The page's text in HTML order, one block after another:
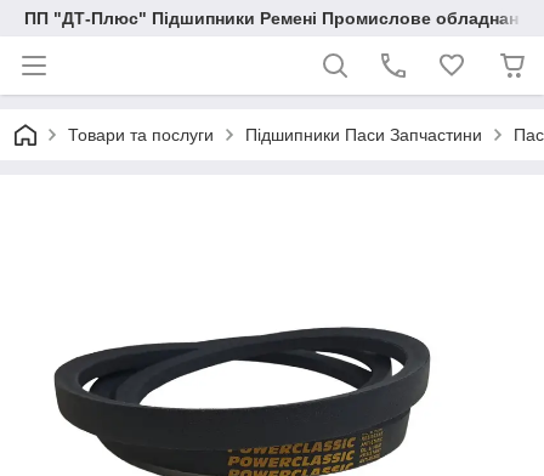
ПП "ДТ-Плюс" Підшипники Ремені Промислове обладнання
Товари та послуги Підшипники Паси Запчастини